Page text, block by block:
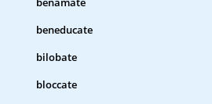
beneducate
bilobate
bloccate